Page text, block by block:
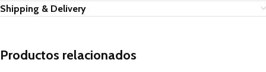
Shipping & Delivery
Productos relacionados